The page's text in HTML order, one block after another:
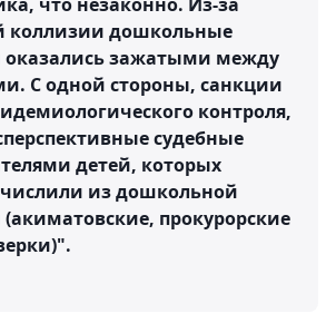
коллизии дошкольные
оказались зажатыми между
С одной стороны, санкции
контроля,
судебные
детей, которых
из дошкольной
прокурорские